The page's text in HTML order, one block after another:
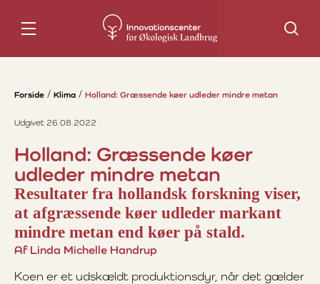
Søg
Forside Klima Holland: Græssende køer udleder mindre metan
Udgivet 26.08.2022
Holland: Græssende køer
udleder mindre metan
Resultater fra hollandsk forskning viser,
at afgræssende køer udleder markant
mindre metan end køer på stald.
Af Linda Michelle Handrup
Koen er et udskældt produktionsdyr, når det gælder